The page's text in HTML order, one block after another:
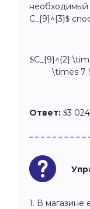
C_{9}^{3}$
$C_{9}^{2}
\times 7
Ответ: $3
1. В магазине